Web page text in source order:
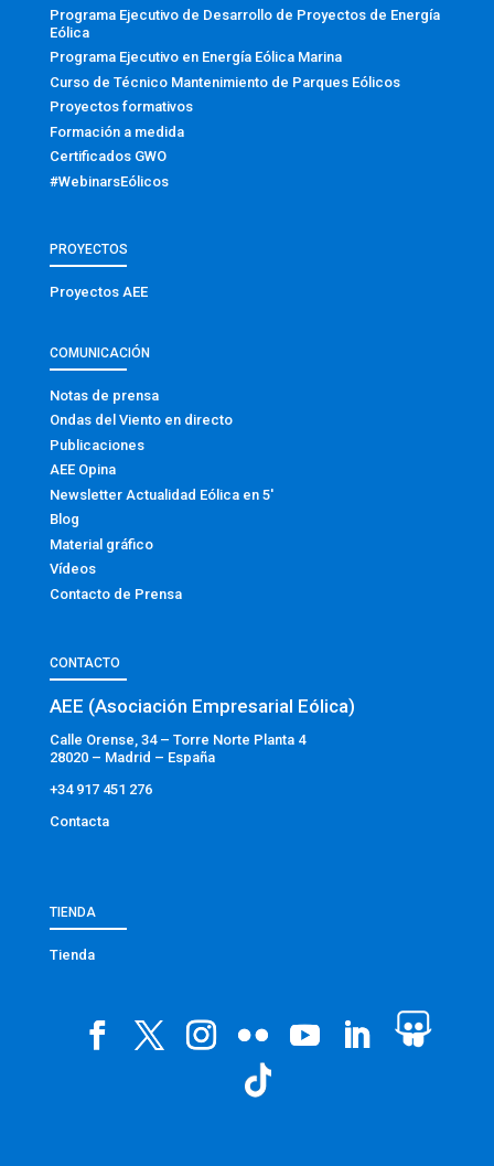
Programa Ejecutivo de Desarrollo de Proyectos de Energía
Eólica
Programa Ejecutivo en Energía Eólica Marina
Curso de Técnico Mantenimiento de Parques Eólicos
Proyectos formativos
Formación a medida
Certificados GWO
#WebinarsEólicos
PROYECTOS
Proyectos AEE
COMUNICACIÓN
Notas de prensa
Ondas del Viento en directo
Publicaciones
AEE Opina
Newsletter Actualidad Eólica en 5′
Blog
Material gráfico
Vídeos
Contacto de Prensa
CONTACTO
AEE (Asociación Empresarial Eólica)
Calle Orense, 34 – Torre Norte Planta 4
28020 – Madrid – España
+34 917 451 276
Contacta
TIENDA
Tienda